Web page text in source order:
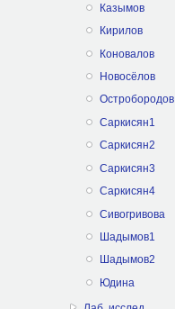
Казымов
Кирилов
Коновалов
Новосёлов
Остробородов
Саркисян1
Саркисян2
Саркисян3
Саркисян4
Сивогривова
Шадымов1
Шадымов2
Юдина